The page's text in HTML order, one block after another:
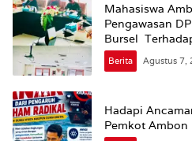
Mahasiswa
Pengawasan
Bursel
Jalan
Berita Agustus 7,
Hadapi
Pemkot Ambon